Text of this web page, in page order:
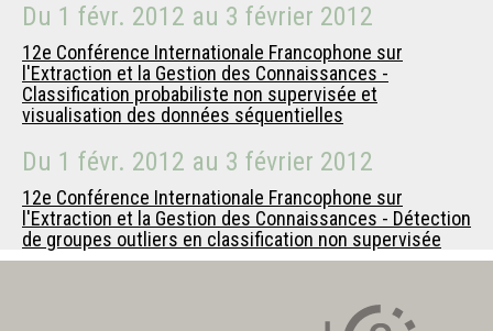
Du 1 févr. 2012 au 3 février 2012
12e Conférence Internationale Francophone sur
l'Extraction et la Gestion des Connaissances -
Classification probabiliste non supervisée et
visualisation des données séquentielles
Du 1 févr. 2012 au 3 février 2012
12e Conférence Internationale Francophone sur
l'Extraction et la Gestion des Connaissances - Détection
de groupes outliers en classification non supervisée